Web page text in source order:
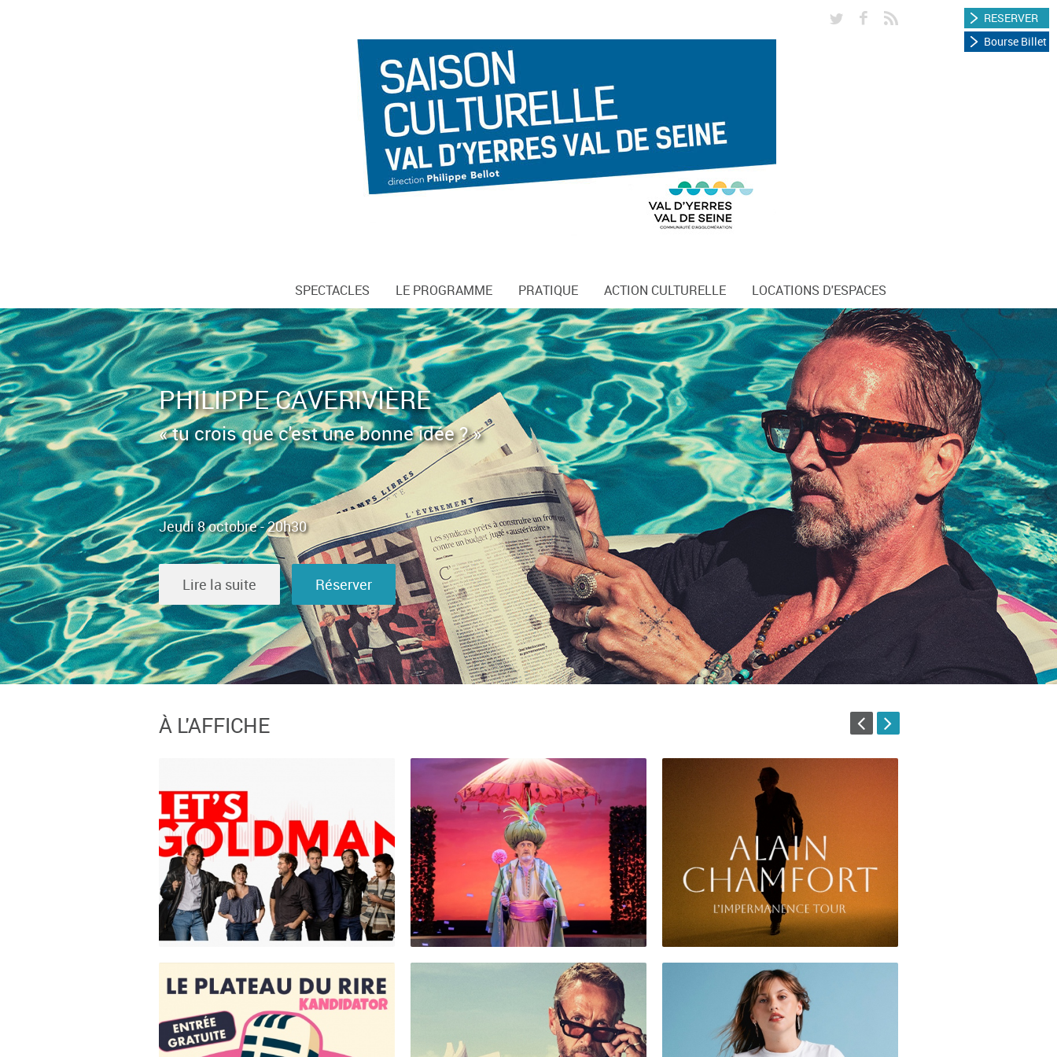
RESERVER
Bourse Billet
SPECTACLES LE PROGRAMME PRATIQUE ACTION CULTURELLE LOCATIONS D'ESPACES
PHILIPPE CAVERIVIÈRE
« tu crois que c'est une bonne idée ? »
Jeudi 8 octobre - 20h30
Lire la suite Réserver
À L'AFFICHE
Lancement de
saison 26/27
Chanson / Grand Spectacle
Le Bourgeois
Gentilhomme
Théâtre
Alain Chamfort
Chanson / Grand Spectacle,
Evenements Partenaires